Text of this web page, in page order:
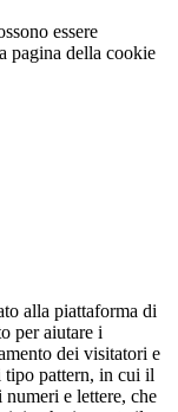
essere
pagina della cookie
alla piattaforma di
per aiutare i
dei visitatori e
tipo pattern, in cui il
e lettere, che